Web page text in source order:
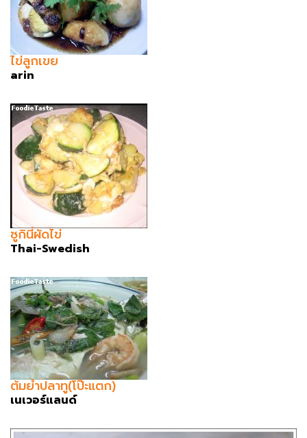
ไข่ลูกเขย
arin
ซูกินี่ผัดไข่
Thai-Swedish
ต้มยำปลาทู(โป๊ะแตก)
เนเวอร์แลนด์